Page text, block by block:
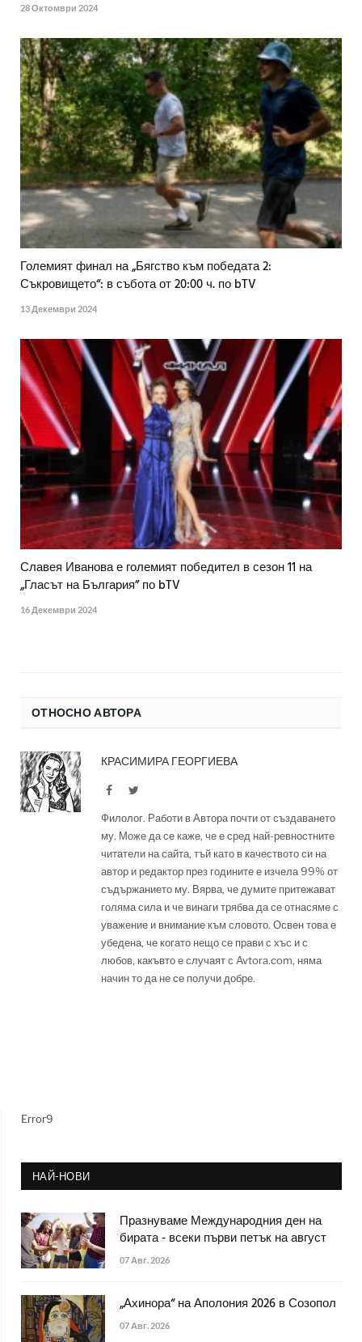
28 Октомври 2024
Големият финал на „Бягство към победата 2:
Съкровището“: в събота от 20:00 ч. по bTV
13 Декември 2024
Славея Иванова е големият победител в сезон 11 на
„Гласът на България” по bTV
16 Декември 2024
ОТНОСНО АВТОРА
КРАСИМИРА ГЕОРГИЕВА
FacebookTwitter
Филолог. Работи в Автора почти от създаването
му. Може да се каже, че е сред най-ревностните
читатели на сайта, тъй като в качеството си на
автор и редактор през годините е изчела 99% от
съдържанието му. Вярва, че думите притежават
голяма сила и че винаги трябва да се отнасяме с
уважение и внимание към словото. Освен това е
убедена, че когато нещо се прави с хъс и с
любов, какъвто е случаят с Avtora.com, няма
начин то да не се получи добре.
Error9
НАЙ-НОВИ
Празнуваме Международния ден на
бирата - всеки първи петък на август
07 Авг. 2026
„Ахинора“ на Аполония 2026 в Созопол
07 Авг. 2026